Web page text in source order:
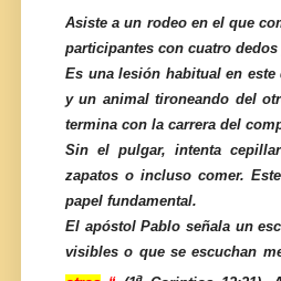
Asiste a un rodeo en el que
participantes con cuatro
Es una lesión habitual en
y un animal tironeando del
termina con la carrera del
Sin el pulgar, intenta
zapatos o incluso comer.
papel fundamental.
El apóstol Pablo señala un
visibles o que se escuchan
a